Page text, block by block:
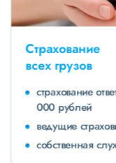
Страхование
всех грузов
страхование
000 рублей
ведущие
собственная